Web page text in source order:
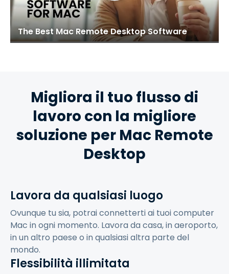
The Best Mac Remote Desktop Software
Migliora il tuo flusso di
lavoro con la migliore
soluzione per Mac Remote
Desktop
Lavora da qualsiasi luogo
Ovunque tu sia, potrai connetterti ai tuoi computer
Mac in ogni momento. Lavora da casa, in aeroporto,
in un altro paese o in qualsiasi altra parte del
mondo.
Flessibilità illimitata